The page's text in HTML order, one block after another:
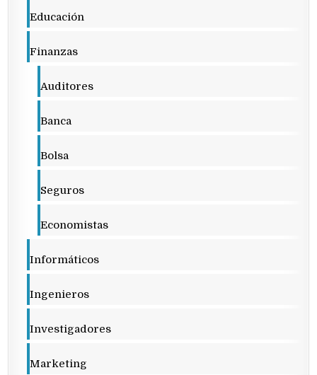
Educación
Finanzas
Auditores
Banca
Bolsa
Seguros
Economistas
Informáticos
Ingenieros
Investigadores
Marketing